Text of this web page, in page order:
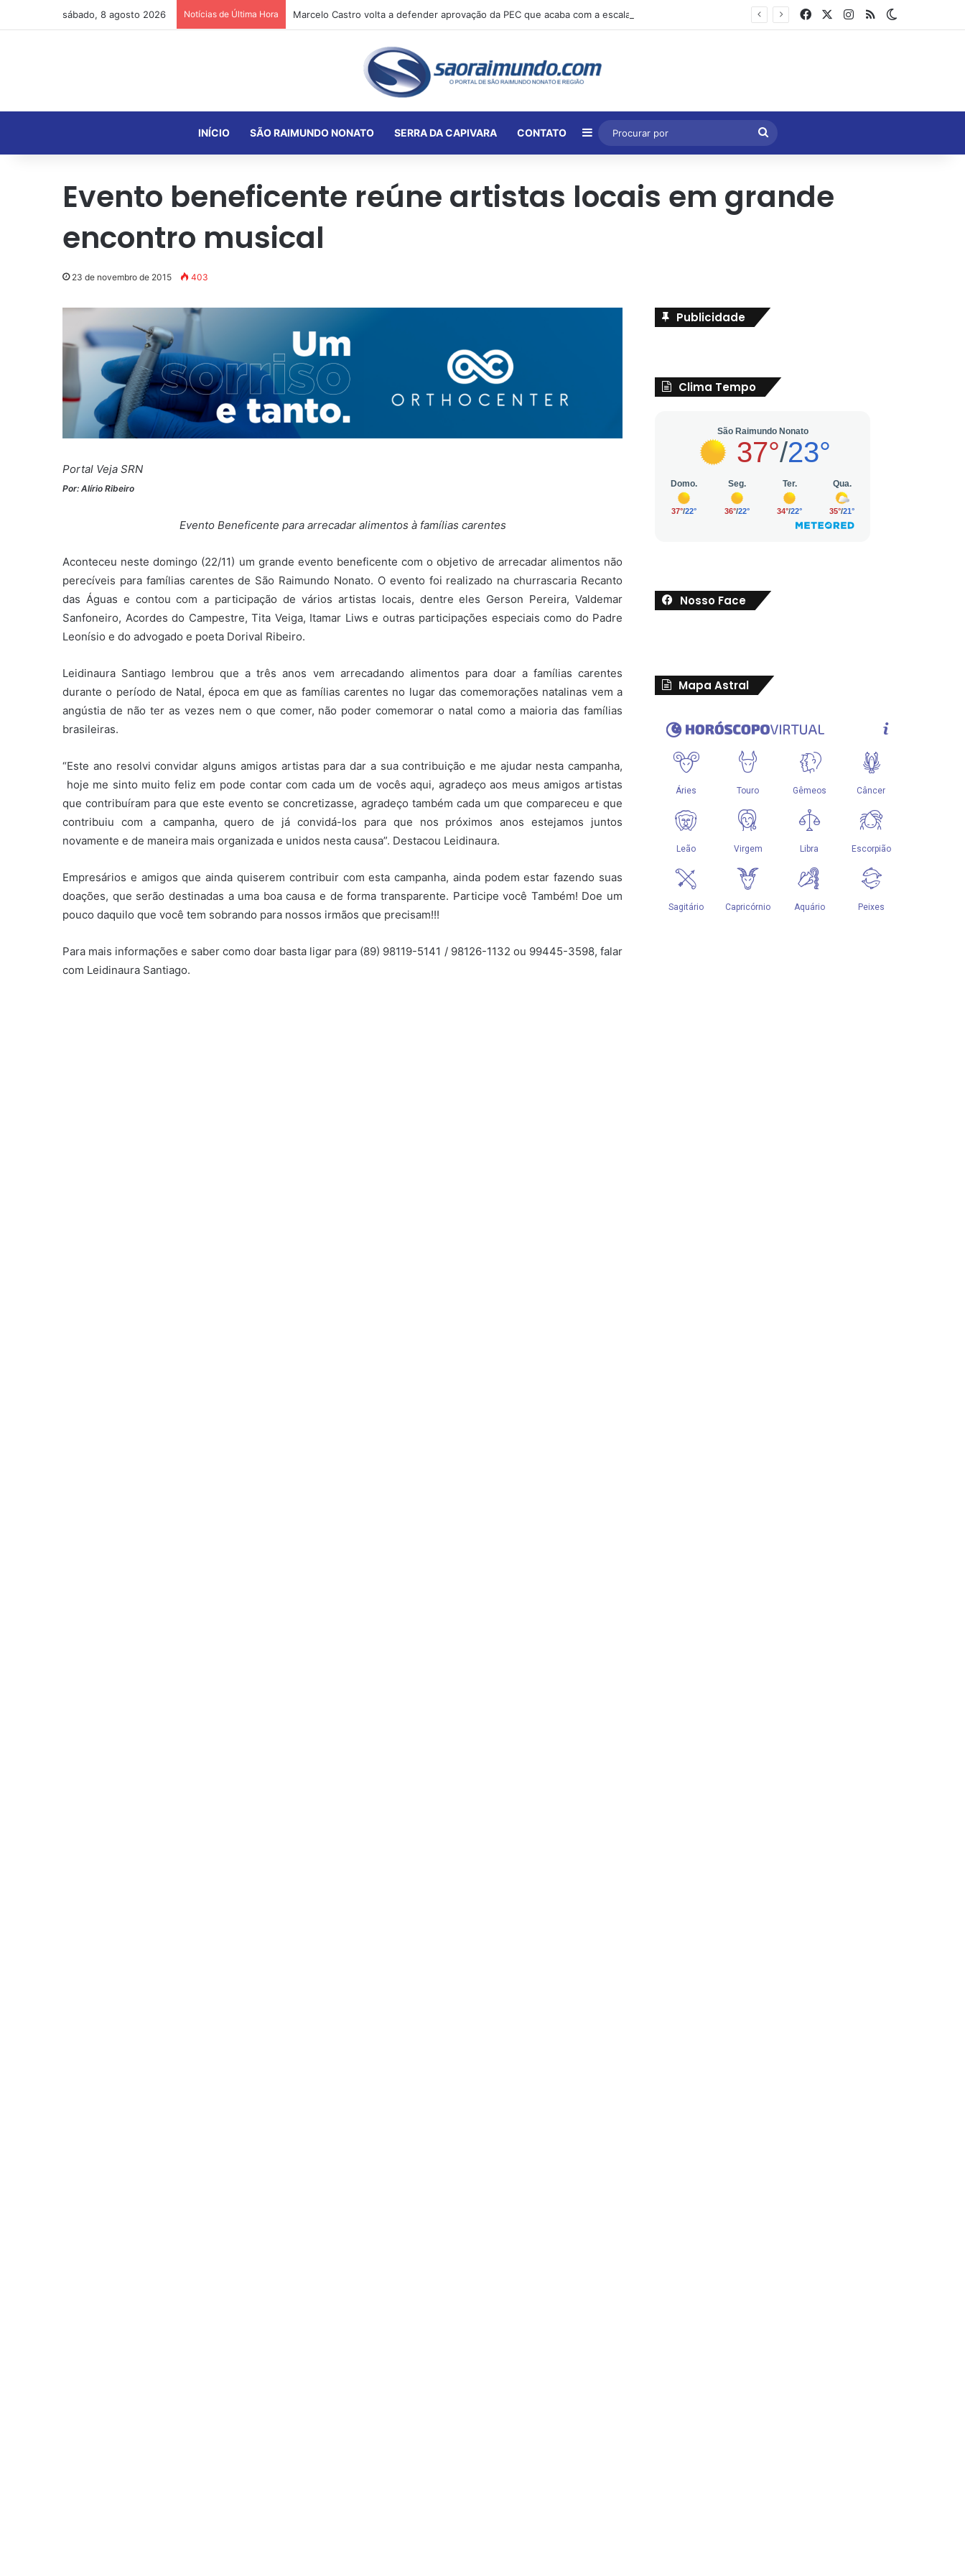
sábado, 8 agosto 2026 Notícias de Última Hora FacebookInstagram
RSS
INÍCIO SÃO RAIMUNDO NONATO SERRA DA CAPIVARA CONTATO Barra Lateral
Procurar
por
Evento beneficente reúne artistas locais em grande
encontro musical
23 de novembro de 2015 403
Portal Veja SRN
Por: Alírio Ribeiro
Evento Beneficente para arrecadar alimentos à famílias carentes
Aconteceu neste domingo (22/11) um grande evento beneficente com o objetivo de arrecadar alimentos não
perecíveis para famílias carentes de São Raimundo Nonato. O evento foi realizado na churrascaria Recanto
das Águas e contou com a participação de vários artistas locais, dentre eles Gerson Pereira, Valdemar
Sanfoneiro, Acordes do Campestre, Tita Veiga, Itamar Liws e outras participações especiais como do Padre
Leonísio e do advogado e poeta Dorival Ribeiro.
Leidinaura Santiago lembrou que a três anos vem arrecadando alimentos para doar a famílias carentes
durante o período de Natal, época em que as famílias carentes no lugar das comemorações natalinas vem a
angústia de não ter as vezes nem o que comer, não poder comemorar o natal como a maioria das famílias
brasileiras.
“Este ano resolvi convidar alguns amigos artistas para dar a sua contribuição e me ajudar nesta campanha,
hoje me sinto muito feliz em pode contar com cada um de vocês aqui, agradeço aos meus amigos artistas
que contribuíram para que este evento se concretizasse, agradeço também cada um que compareceu e que
contribuiu com a campanha, quero de já convidá-los para que nos próximos anos estejamos juntos
novamente e de maneira mais organizada e unidos nesta causa”. Destacou Leidinaura.
Empresários e amigos que ainda quiserem contribuir com esta campanha, ainda podem estar fazendo suas
doações, que serão destinadas a uma boa causa e de forma transparente. Participe você Também! Doe um
pouco daquilo que você tem sobrando para nossos irmãos que precisam!!!
Para mais informações e saber como doar basta ligar para (89) 98119-5141 / 98126-1132 ou 99445-3598, falar
com Leidinaura Santiago.
Publicidade
Clima Tempo
Nosso Face
Mapa Astral